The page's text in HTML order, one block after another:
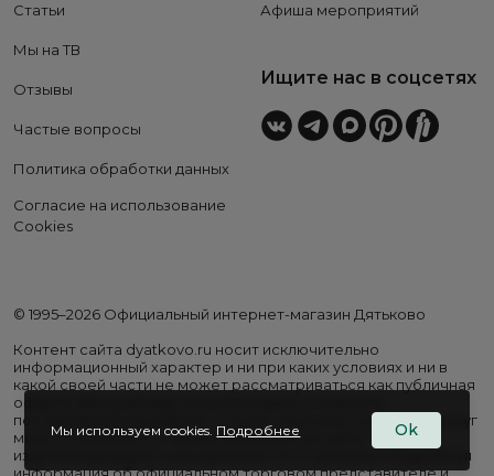
Статьи
Мы на ТВ
Отзывы
Частые вопросы
Политика обработки данных
Согласие на использование
Cookies
Афиша мероприятий
Ищите нас в соцсетях
© 1995–2026 Официальный интернет-магазин Дятьково
Контент сайта dyatkovo.ru носит исключительно
информационный характер и ни при каких условиях и ни в
какой своей части не может рассматриваться как публичная
оферта. Внешний вид, комплектация и стоимость
поставляемой продукции, а также перечень сервисных услуг
могут отличаться от представленных на сайте. Цены на
изделия варьируются в зависимости от региона. Подробная
Мы используем cookies. Подробнее Ok